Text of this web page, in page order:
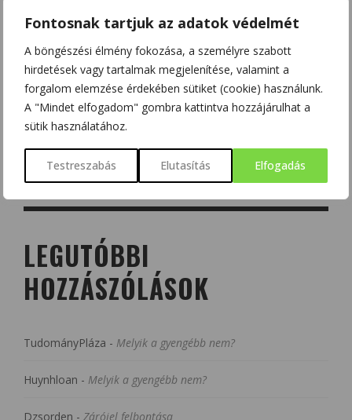
Fontosnak tartjuk az adatok védelmét
A böngészési élmény fokozása, a személyre szabott
hirdetések vagy tartalmak megjelenítése, valamint a
forgalom elemzése érdekében sütiket (cookie) használunk.
A "Mindet elfogadom" gombra kattintva hozzájárulhat a
sütik használatához.
Testreszabás Elutasítás Elfogadás
LEGUTÓBBI
HOZZÁSZÓLÁSOK
TudományPláza - Melyik a gyengébb nem?
Huynhloan - Melyik a gyengébb nem?
Dzsorden - Zárójel felbontása